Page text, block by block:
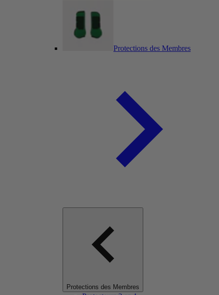
Protections des Membres
Protections des Membres